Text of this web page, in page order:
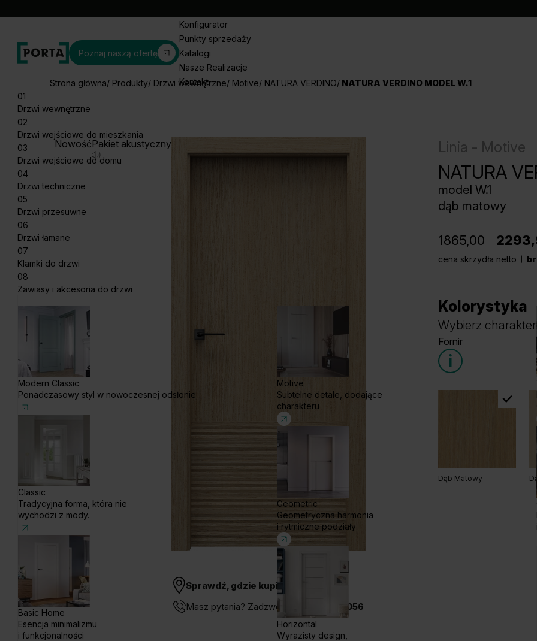
Poznaj naszą ofertę
Konfigurator
Punkty sprzedaży
Katalogi
Nasze Realizacje
Kontakt
01
Drzwi wewnętrzne
02
Drzwi wejściowe do mieszkania
03
Drzwi wejściowe do domu
04
Drzwi techniczne
05
Drzwi przesuwne
06
Drzwi łamane
07
Klamki do drzwi
08
Zawiasy i akcesoria do drzwi
Modern Classic
Ponadczasowy styl w nowoczesnej odsłonie
Classic
Tradycyjna forma, która nie
wychodzi z mody.
Basic Home
Esencja minimalizmu
i funkcjonalności
Motive
Subtelne detale, dodające
charakteru
Geometric
Geometryczna harmonia
i rytmiczne podziały
Horizontal
Wyrazisty design,
Strona główna Produkty Drzwi wewnętrzne Motive NATURA VERDINO NATURA VERDINO MODEL W.1
NowośćPakiet akustyczny
Sprawdź, gdzie kupisz
Masz pytania? Zadzwoń!
+48 585 858 056
Linia - Motive
NATURA
model W.1
dąb matowy
1865,00
cena skrzydła netto
Kolorystyka
Wybierz
Fornir
Dąb Matowy